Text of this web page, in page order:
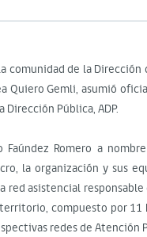
de la Dirección
Quiero Gemli, asumió
Pública, ADP.
Romero a
la organización y sus
asistencial
compuesto por 11
redes de Atención